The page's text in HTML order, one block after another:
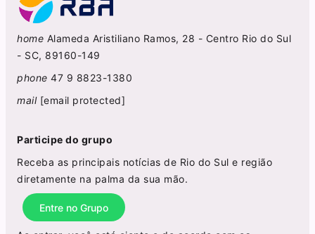
home Alameda Aristiliano Ramos, 28 - Centro Rio do Sul
- SC, 89160-149
phone 47 9 8823-1380
mail [email protected]
Participe do grupo
Receba as principais notícias de Rio do Sul e região
diretamente na palma da sua mão.
Entre no Grupo